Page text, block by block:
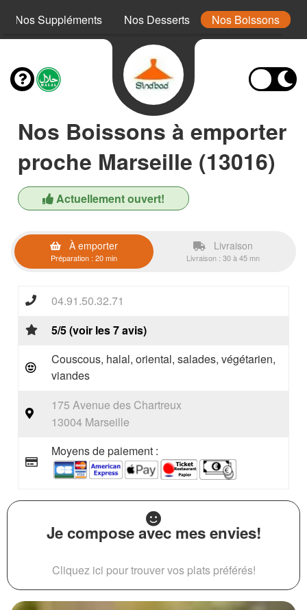
Nos Suppléments Nos Desserts Nos Boissons
Nos Boissons à emporter
proche Marseille (13016)
Actuellement ouvert!
À emporter
Préparation : 20 min
Livraison
Livraison : 30 à 45 mn
04.91.50.32.71
5/5 (voir les 7 avis)
Couscous, halal, oriental, salades, végétarien,
viandes
175 Avenue des Chartreux
13004 Marseille
Moyens de paiement :
Je compose avec mes envies!
Cliquez ici pour trouver vos plats préférés!